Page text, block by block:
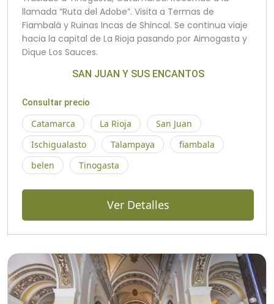
llamada “Ruta del Adobe”. Visita a Termas de
Fiambalá y Ruinas Incas de Shincal. Se continua viaje
hacia la capital de La Rioja pasando por Aimogasta y
Dique Los Sauces.
SAN JUAN Y SUS ENCANTOS
Consultar precio
Catamarca La Rioja
San Juan
Ischigualasto
Talampaya
fiambala
belen
Tinogasta
Ver Detalles